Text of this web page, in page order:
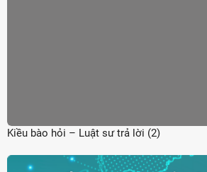
Kiều bào hỏi – Luật sư trả lời (2)